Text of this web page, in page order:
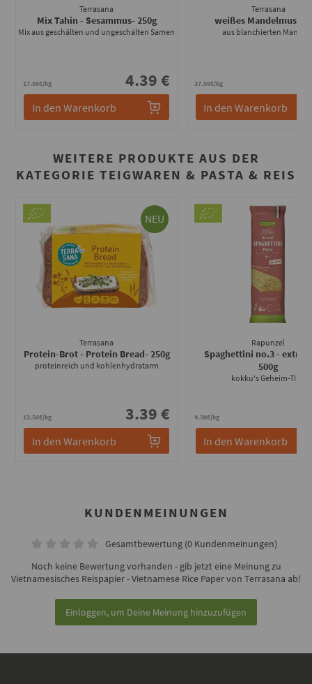
Terrasana
Mix Tahin - Sesammus- 250g
Mix aus geschälten und ungeschälten Samen
17.56€/kg 4.39 €
In den Warenkorb
Terrasana
weißes Mandelmus
aus blanchierten
37.56€/kg
In den Warenkorb
WEITERE PRODUKTE AUS DER
KATEGORIE TEIGWAREN & PASTA & REIS
NEU
Terrasana
Protein-Brot - Protein Bread- 250g
proteinreich und kohlenhydratarm
13.56€/kg 3.39 €
In den Warenkorb
Rapunzel
Spaghettini no.3 - extra
500g
kokku's Geheim-TIPP
4.38€/kg
In den Warenkorb
KUNDENMEINUNGEN
Gesamtbewertung (0 Kundenmeinungen)
Noch keine Bewertung vorhanden - gib jetzt eine Meinung zu
Vietnamesisches Reispapier - Vietnamese Rice Paper von Terrasana ab!
Einloggen, um Deine Meinung hinzuzufügen